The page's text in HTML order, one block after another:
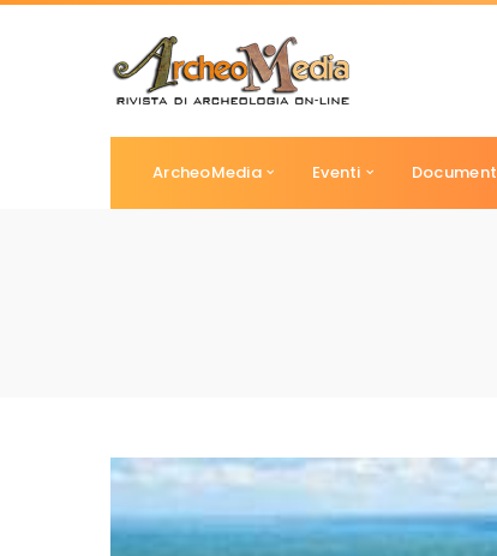
ArcheoMedia Eventi